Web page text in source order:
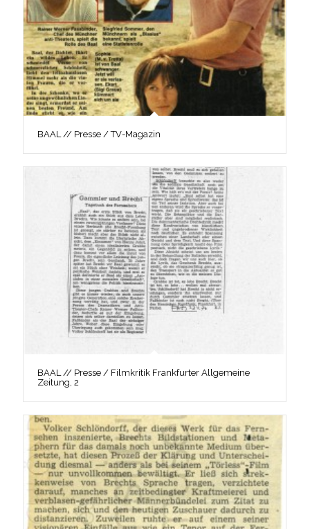
BAAL // Presse / TV-Magazin
BAAL // Presse / Filmkritik Frankfurter Allgemeine
Zeitung, 2